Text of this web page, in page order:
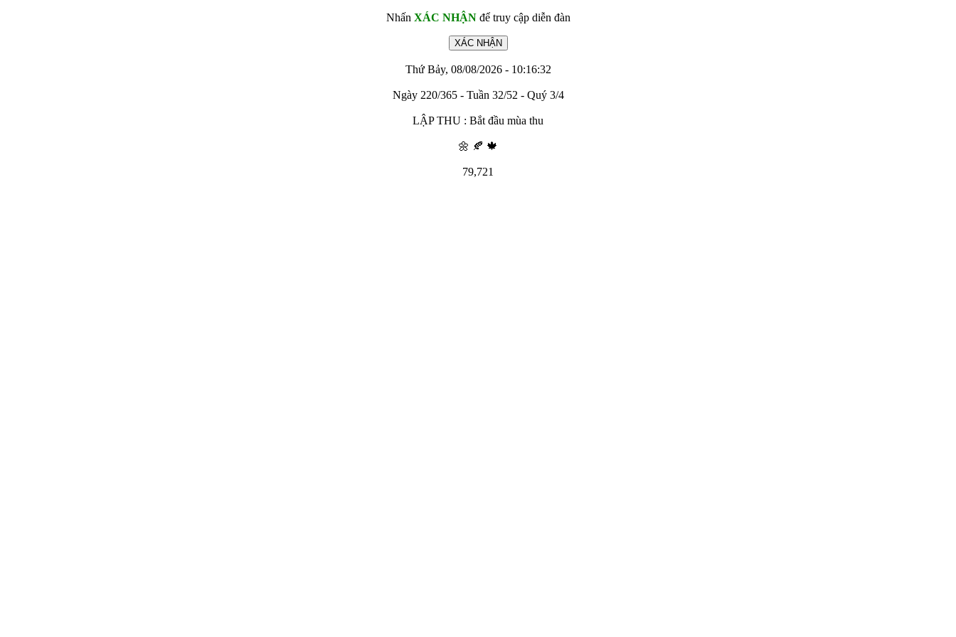
Nhấn XÁC NHẬNđể truy cập diễn đàn
Thứ Bảy, 08/08/2026 - 10:16:32
Ngày 220/365 - Tuần 32/52 - Quý 3/4
LẬP THU : Bắt đầu mùa thu
🌼 🍂 🍁
79,721